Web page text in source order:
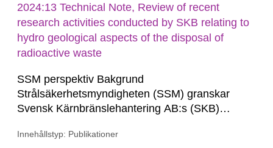
(SFS 1984:3) for the construction and operation
of geological disposal facilities. As part of the
review, SSM commissions consultants...
2024:13 Technical Note, Review of recent
research activities conducted by SKB relating to
hydro geological aspects of the disposal of
radioactive waste
SSM perspektiv Bakgrund
Strålsäkerhetsmyndigheten (SSM) granskar
Svensk Kärnbränslehantering AB:s (SKB)
godkännandeprocess enligt regeringens
Innehållstyp: Publikationer